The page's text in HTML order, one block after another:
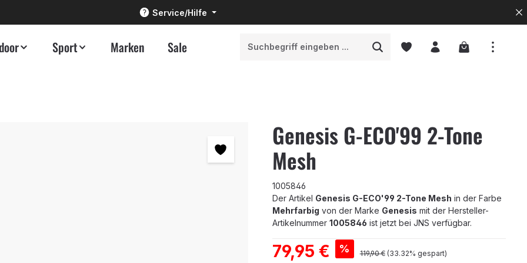
Service/Hilfe
Sport Marken Sale Warenkorb
Genesis G-ECO'99 2-Tone
Mesh
1005846
Der Artikel Genesis G-ECO'99 2-Tone Mesh in der Farbe
Mehrfarbig von der Marke Genesis mit der Hersteller-
Artikelnummer 1005846 ist jetzt bei JNS verfügbar.
Verkaufspreis:
79,95 € % Regulärer Preis:
119,90 € (33.32% gespart)